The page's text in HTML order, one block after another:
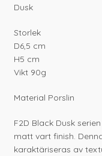
Dusk
Storlek
D6,5 cm
H5 cm
Vikt 90g
Material Porslin
F2D Black Dusk
matt vart finish.
karaktäriseras av